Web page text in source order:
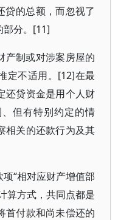
贷的总额，而忽视了
部分。[11]
产制或对涉案房屋的
定不适用。[12]在最
还贷资金是用个人财
但有特别约定的情
相关的还款行为及其
“相对应财产增值部
算方式，共同点都是
首付款和尚未偿还的